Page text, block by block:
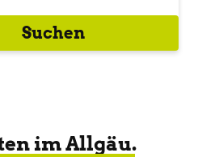
Suchen
im Allgäu.